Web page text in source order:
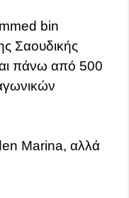
bin
Σαουδικής
πάνω από 500
Marina, αλλά